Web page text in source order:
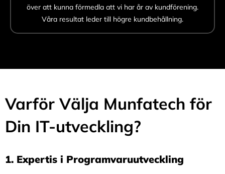
över att kunna förmedla att vi har år av kundförening.
Våra resultat leder till högre kundbehållning.
Varför Välja Munfatech för
Din IT-utveckling?
1.⁠ ⁠Expertis i Programvaruutveckling